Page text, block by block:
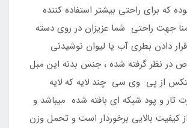
که برای راحتی بیشتر استفاده کننده
جهت راحتی شما عزیزان در روی دسته
دادن بطری آب یا لیوان نوشیدنی
نظر گرفته شده ، جنس بدنه این مبل
از پی وی سی چند لایه که لایه
تار و پود شبکه ای بافته شده میباشد و
کیفیت بالایی برخوردار است و تحمل وزن